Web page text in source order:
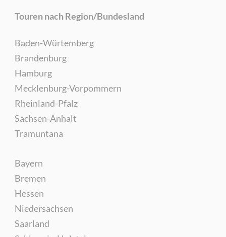
Touren nach Region/Bundesland
Baden-Würtemberg
Brandenburg
Hamburg
Mecklenburg-Vorpommern
Rheinland-Pfalz
Sachsen-Anhalt
Tramuntana
Bayern
Bremen
Hessen
Niedersachsen
Saarland